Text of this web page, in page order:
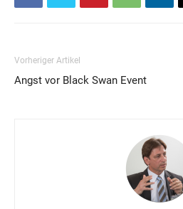
Vorheriger Artikel
Angst vor Black Swan Event